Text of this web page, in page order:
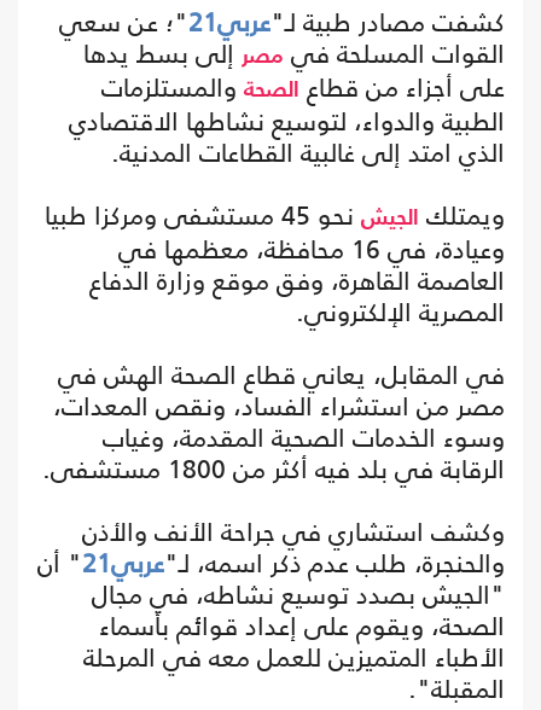
كشفت مصادر طبية لـ"عربي21 "؛ عن سعي
القوات المسلحة في مصر إلى بسط يدها
على أجزاء من قطاع
الصحة والمستلزمات
الطبية والدواء، لتوسيع نشاطها الاقتصادي
الذي امتد إلى غالبية القطاعات المدنية.
ويمتلك
الجيش
نحو 45 مستشفى ومركزا طبيا
وعيادة، في 16 محافظة، معظمها في
العاصمة القاهرة، وفق موقع وزارة الدفاع
المصرية الإلكتروني.
في المقابل، يعاني قطاع الصحة الهش في
مصر من استشراء الفساد، ونقص المعدات،
وسوء الخدمات الصحية المقدمة، وغياب
الرقابة في بلد فيه أكثر من 1800 مستشفى.
وكشف استشاري في جراحة الأنف والأذن
والحنجرة، طلب عدم ذكر اسمه، لـ"عربي21 " أن
"الجيش بصدد توسيع نشاطه، في مجال
الصحة، ويقوم على إعداد قوائم بأسماء
الأطباء المتميزين للعمل معه في المرحلة
المقبلة".